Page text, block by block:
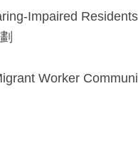
Impaired
Worker